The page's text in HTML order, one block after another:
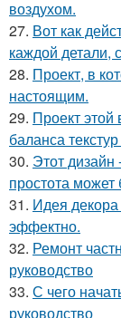
воздухом.
27. Вот как
каждой детали,
28. Проект, в
настоящим.
29. Проект
баланса
30. Этот дизайн
простота
31. Идея
эффектно.
32. Ремонт
руководство
33. С чего
руководство